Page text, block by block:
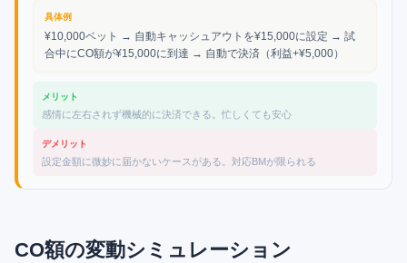
具体例
¥10,000ベット → 自動キャッシュアウトを¥15,000に設定 → 試
合中にCO額が¥15,000に到達 → 自動で決済（利益+¥5,000）
メリット
感情に左右されず機械的に決済できる。忙しくても安心
デメリット
設定金額に微妙に届かないケースがある。対応BMが限られる
CO額の変動シミュレーション